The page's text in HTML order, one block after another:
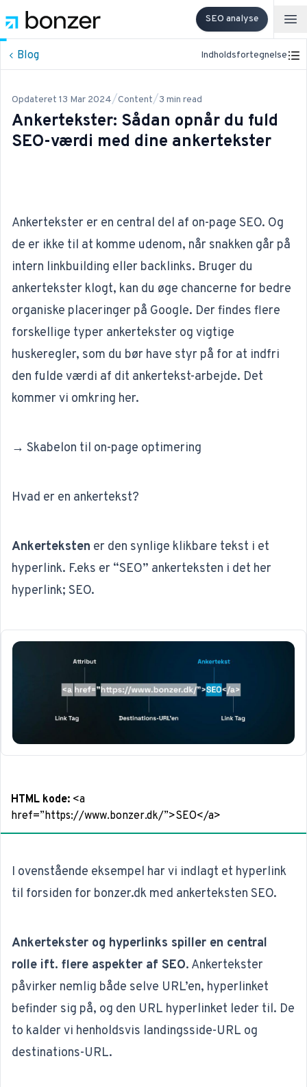
SEO analyse
Blog Indholdsfortegnelse
Opdateret 13 Mar 2024/Content/3 min read
Ankertekster: Sådan opnår du fuld
SEO-værdi med dine ankertekster
Ankertekster er en central del af on-page SEO. Og
de er ikke til at komme udenom, når snakken går på
intern linkbuilding eller backlinks. Bruger du
ankertekster klogt, kan du øge chancerne for bedre
organiske placeringer på Google. Der findes flere
forskellige typer ankertekster og vigtige
huskeregler, som du bør have styr på for at indfri
den fulde værdi af dit ankertekst-arbejde. Det
kommer vi omkring her.
→ Skabelon til on-page optimering
Hvad er en ankertekst?
Ankerteksten er den synlige klikbare tekst i et
hyperlink. F.eks er “SEO” ankerteksten i det her
hyperlink; SEO.
HTML kode: <a
href=”https://www.bonzer.dk/”>SEO</a>
I ovenstående eksempel har vi indlagt et hyperlink
til forsiden for bonzer.dk med ankerteksten SEO.
Ankertekster og hyperlinks spiller en central
rolle ift. flere aspekter af SEO. Ankertekster
påvirker nemlig både selve URL’en, hyperlinket
befinder sig på, og den URL hyperlinket leder til. De
to kalder vi henholdsvis landingsside-URL og
destinations-URL.